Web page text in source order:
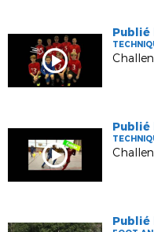
Publié
Publié
Publié